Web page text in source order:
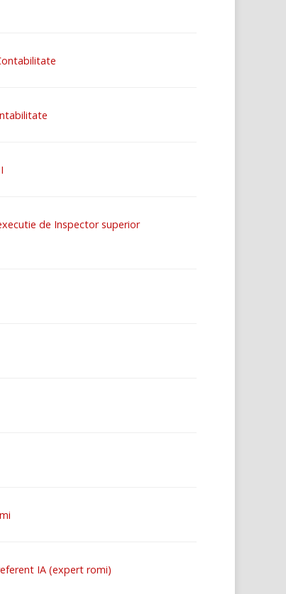
de Inspector superior
IA (expert romi)